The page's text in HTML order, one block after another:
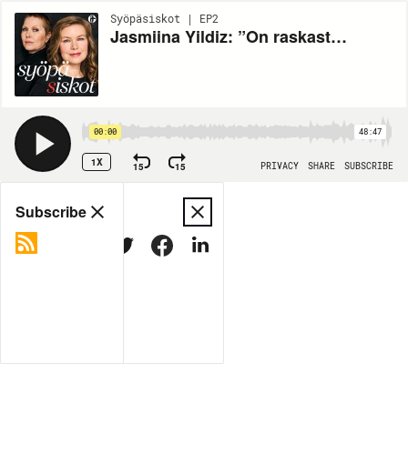
Syöpäsiskot | EP2
Jasmiina Yildiz: ”On raskasta, kun syöpää sairastavalta odotetaan tsemppiasennetta”
00:00 48:47
1X 15 15 PRIVACY SHARE SUBSCRIBE
Share
Subscribe